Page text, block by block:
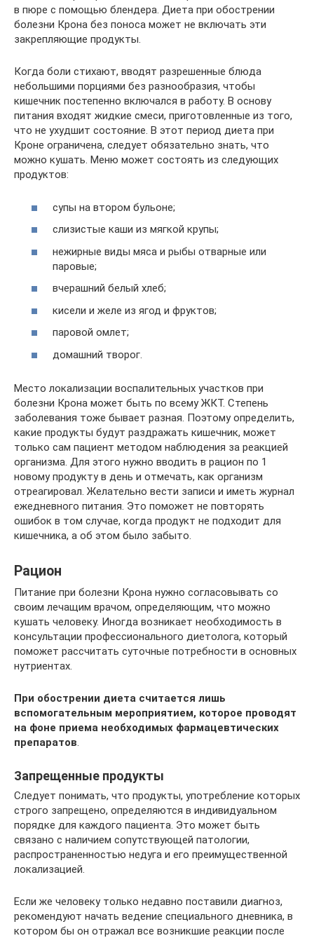
в пюре с помощью блендера. Диета при обострении
болезни Крона без поноса может не включать эти
закрепляющие продукты.
Когда боли стихают, вводят разрешенные блюда
небольшими порциями без разнообразия, чтобы
кишечник постепенно включался в работу. В основу
питания входят жидкие смеси, приготовленные из того,
что не ухудшит состояние. В этот период диета при
Кроне ограничена, следует обязательно знать, что
можно кушать. Меню может состоять из следующих
продуктов:
супы на втором бульоне;
слизистые каши из мягкой крупы;
нежирные виды мяса и рыбы отварные или
паровые;
вчерашний белый хлеб;
кисели и желе из ягод и фруктов;
паровой омлет;
домашний творог.
Место локализации воспалительных участков при
болезни Крона может быть по всему ЖКТ. Степень
заболевания тоже бывает разная. Поэтому определить,
какие продукты будут раздражать кишечник, может
только сам пациент методом наблюдения за реакцией
организма. Для этого нужно вводить в рацион по 1
новому продукту в день и отмечать, как организм
отреагировал. Желательно вести записи и иметь журнал
ежедневного питания. Это поможет не повторять
ошибок в том случае, когда продукт не подходит для
кишечника, а об этом было забыто.
Рацион
Питание при болезни Крона нужно согласовывать со
своим лечащим врачом, определяющим, что можно
кушать человеку. Иногда возникает необходимость в
консультации профессионального диетолога, который
поможет рассчитать суточные потребности в основных
нутриентах.
При обострении диета считается лишь
вспомогательным мероприятием, которое проводят
на фоне приема необходимых фармацевтических
препаратов
Запрещенные продукты
Следует понимать, что продукты, употребление которых
строго запрещено, определяются в индивидуальном
порядке для каждого пациента. Это может быть
связано с наличием сопутствующей патологии,
распространенностью недуга и его преимущественной
локализацией.
Если же человеку только недавно поставили диагноз,
рекомендуют начать ведение специального дневника, в
котором бы он отражал все возникшие реакции после